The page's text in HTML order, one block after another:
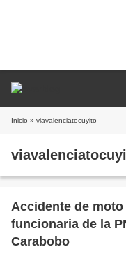
Inicio » viavalenciatocuyito
Accidente de
funcionaria de la
Carabobo